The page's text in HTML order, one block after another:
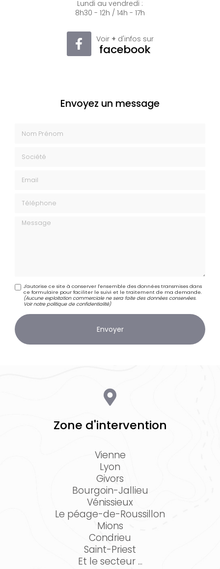
Lundi au vendredi :
8h30 - 12h / 14h - 17h
Voir + d'infos sur
facebook
Envoyez un message
Message
J'autorise ce site à conserver l'ensemble des données transmises dans
ce formulaire pour faciliter le suivi et le traitement de ma demande.
(Aucune exploitation commerciale ne sera faite des données conservées.
Voir notrepolitique de confidentialité)
Zone d'intervention
Vienne
Lyon
Givors
Bourgoin-Jallieu
Vénissieux
Le péage-de-Roussillon
Mions
Condrieu
Saint-Priest
Et le secteur ...